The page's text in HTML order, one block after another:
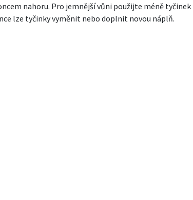
nahoru. Pro jemnější vůni použijte méně tyčinek
lze tyčinky vyměnit nebo doplnit novou náplň.